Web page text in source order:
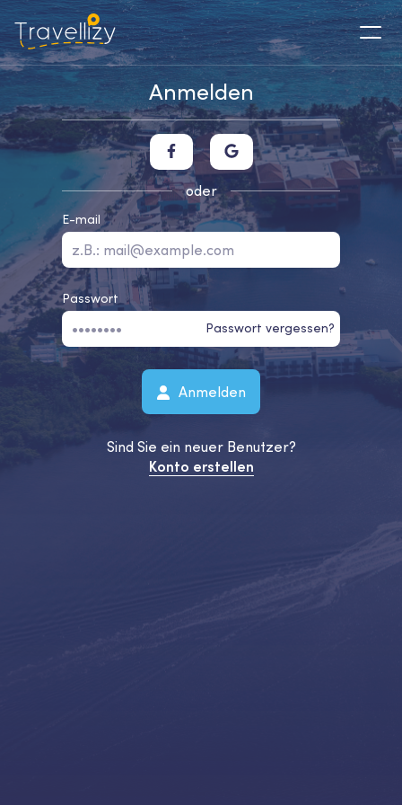
Anmelden
oder
E-mail
Passwort
Passwort vergessen?
Anmelden
Sind Sie ein neuer Benutzer?
Konto erstellen